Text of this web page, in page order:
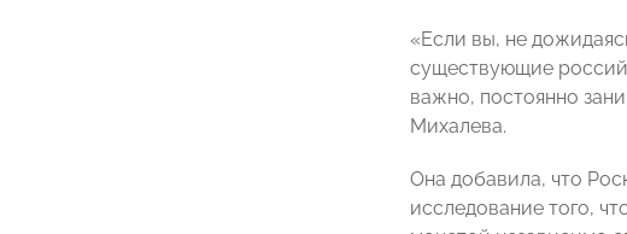
«Если вы, не
существующие
важно, постоянно
Михалева.
Она добавила, что
исследование того,